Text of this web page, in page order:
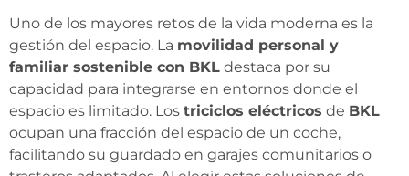
Uno de los mayores retos de la vida moderna es la
gestión del espacio. La movilidad personal y
familiar sostenible con BKL destaca por su
capacidad para integrarse en entornos donde el
espacio es limitado. Los triciclos eléctricos de BKL
ocupan una fracción del espacio de un coche,
facilitando su guardado en garajes comunitarios o